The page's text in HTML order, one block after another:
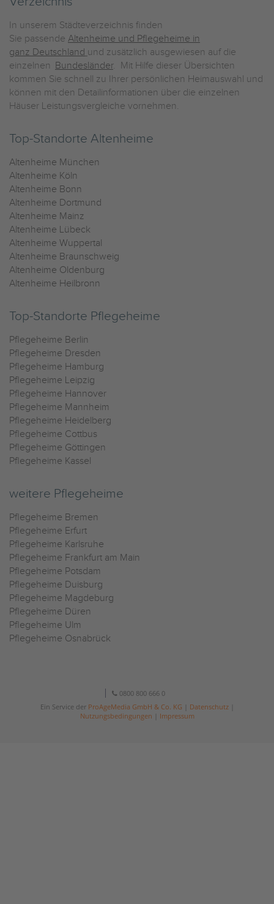
In unserem Städteverzeichnis finden
Sie passende Altenheime und Pflegeheime in
ganz Deutschland und zusätzlich ausgewiesen auf die
einzelnen Bundesländer. Mit Hilfe dieser Übersichten
kommen Sie schnell zu Ihrer persönlichen Heimauswahl und
können mit den Detailinformationen über die einzelnen
Häuser Leistungsvergleiche vornehmen.
Top-Standorte Altenheime
Altenheime München
Altenheime Köln
Altenheime Bonn
Altenheime Dortmund
Altenheime Mainz
Altenheime Lübeck
Altenheime Wuppertal
Altenheime Braunschweig
Altenheime Oldenburg
Altenheime Heilbronn
Top-Standorte Pflegeheime
Pflegeheime Berlin
Pflegeheime Dresden
Pflegeheime Hamburg
Pflegeheime Leipzig
Pflegeheime Hannover
Pflegeheime Mannheim
Pflegeheime Heidelberg
Pflegeheime Cottbus
Pflegeheime Göttingen
Pflegeheime Kassel
weitere Pflegeheime
Pflegeheime Bremen
Pflegeheime Erfurt
Pflegeheime Karlsruhe
Pflegeheime Frankfurt am Main
Pflegeheime Potsdam
Pflegeheime Duisburg
Pflegeheime Magdeburg
Pflegeheime Düren
Pflegeheime Ulm
Pflegeheime Osnabrück
0800 800 666 0
Ein Service der ProAgeMedia GmbH & Co. KG Datenschutz|
Nutzungsbedingungen
Impressum